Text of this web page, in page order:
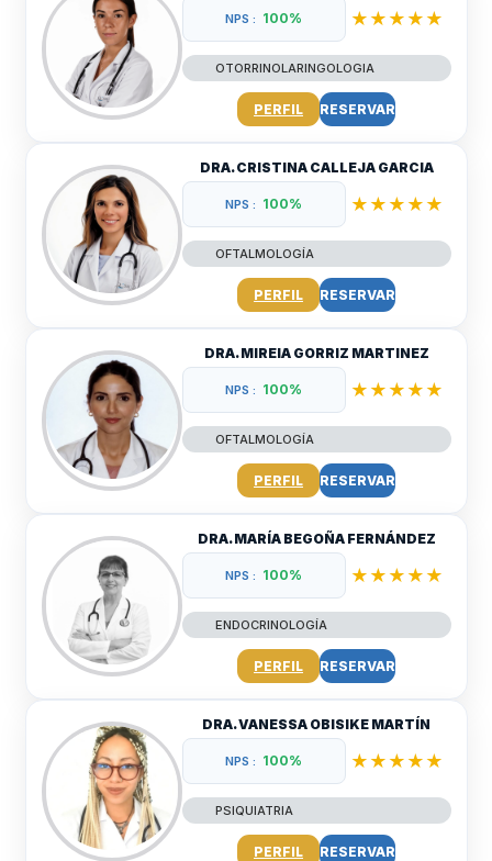
NPS : 100% ★★★★★
OTORRINOLARINGOLOGIA
PERFIL RESERVAR
DRA. CRISTINA CALLEJA GARCIA
NPS : 100% ★★★★★
OFTALMOLOGÍA
PERFIL RESERVAR
DRA. MIREIA GORRIZ MARTINEZ
NPS : 100% ★★★★★
OFTALMOLOGÍA
PERFIL RESERVAR
DRA. MARÍA BEGOÑA FERNÁNDEZ
NPS : 100% ★★★★★
ENDOCRINOLOGÍA
PERFIL RESERVAR
DRA. VANESSA OBISIKE MARTÍN
NPS : 100% ★★★★★
PSIQUIATRIA
PERFIL RESERVAR